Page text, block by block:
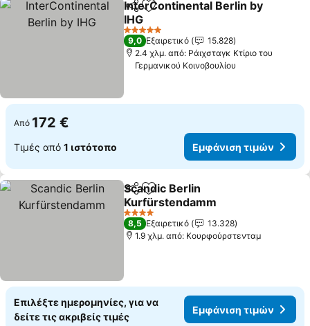
Κοινοποίηση
Προσθήκη στα αγαπημένα
InterContinental Berlin by
IHG
5 Αστέρια
9,0 Εξαιρετικό
15.828
2.4 χλμ. από: Ράιχσταγκ Κτίριο του
Γερμανικού Κοινοβουλίου
Από 172 €
Τιμές από 1 ιστότοπο Εμφάνιση τιμών
Κοινοποίηση
Προσθήκη στα αγαπημένα
Scandic Berlin
Kurfürstendamm
4 Αστέρια
8,5 Εξαιρετικό
13.328
1.9 χλμ. από: Κουρφούρστενταμ
Επιλέξτε ημερομηνίες, για να
δείτε τις ακριβείς τιμές
Εμφάνιση τιμών